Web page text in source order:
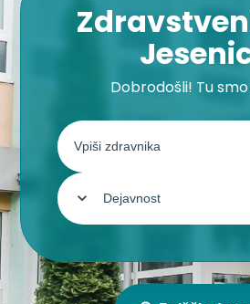
Dobrodošli! Tu smo